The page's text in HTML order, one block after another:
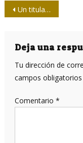
Navegación
entradas
Un titular es una saeta
Deja una
Tu dirección de
campos
Comentario *